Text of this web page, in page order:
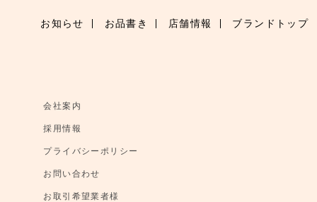
お知らせ お品書き 店舗情報 ブランドトップ
会社案内
採用情報
プライバシーポリシー
お問い合わせ
お取引希望業者様